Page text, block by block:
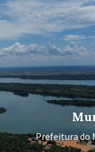
Ir
para
conteúdo
Pular
para
navegação
principal
Pular
para
rodapé
Prefeitura do